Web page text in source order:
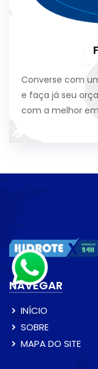
Converse com
e faça já seu
com a melhor
NAVEGAR
INÍCIO
SOBRE
MAPA DO SITE